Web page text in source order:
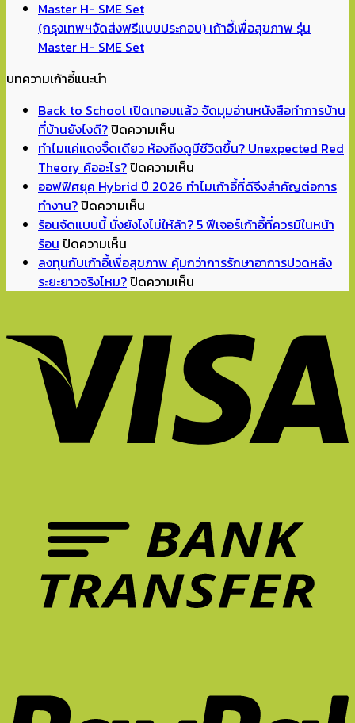
(กรุงเทพฯจัดส่งฟรีแบบประกอบ) เก้าอี้เพื่อสุขภาพ รุ่น
Master H- SME Set
บทความเก้าอี้แนะนำ
Back to School เปิดเทอมแล้ว จัดมุมอ่านหนังสือทำการบ้าน
ที่บ้านยังไงดี?ปิดความเห็น
Back
to
School
เทอม
จัด
มุม
ทำการ
บ้าน
บ้าน
ยัง
ทำไมแค่แดงจิ๊ดเดียว ห้องถึงดูมีชีวิตขึ้น? Unexpected Red
Theory คืออะไร?ปิดความเห็น
ทำไม
แดง
เดียว
มี
ชีวิต
ขึ้น?
Unexpected
Theory
ออฟฟิศยุค Hybrid ปี 2026 ทำไมเก้าอี้ที่ดีจึงสำคัญต่อการ
ทำงาน?ปิดความเห็น
ออฟฟิศ
Hybrid
ปี
เก้าอี้
สำคัญ
ต่อ
ร้อนจัดแบบนี้ นั่งยังไงไม่ให้ล้า? 5 ฟีเจอร์เก้าอี้ที่ควรมีในหน้า
ร้อน ปิดความเห็น
ร้อน
จัด
นั่ง
ยัง
ไง
ไม่
ให้
ล้า?
ควร
หน้า
ร้อน
ลงทุนกับเก้าอี้เพื่อสุขภาพ คุ้มกว่าการรักษาอาการปวดหลัง
ระยะยาวจริงไหม?ปิดความเห็น
เก้าอี้
เพื่อ
สุขภาพ
คุ้ม
ระยะ
ยาว
ไหม?